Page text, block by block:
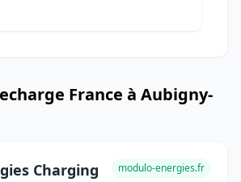
France à Aubigny-
Charging
modulo-energies.fr